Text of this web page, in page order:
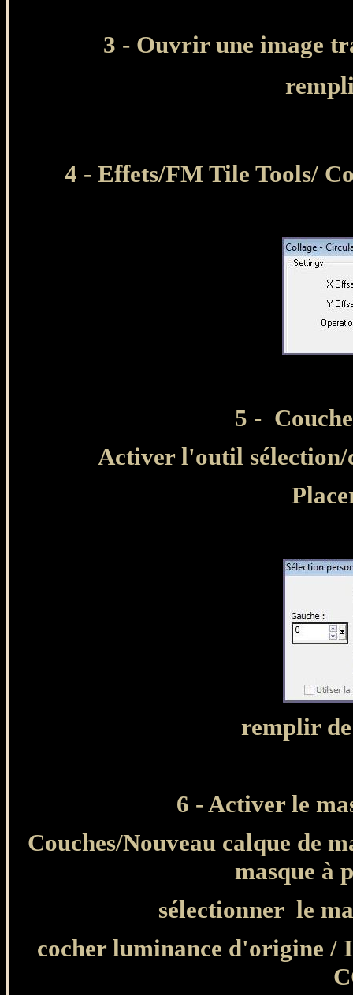
3 - Ouvrir une image
4 - Effets/FM Tile Tools/
5 -
Activer l'outil sélection/
remplir
6 - Activer le ma
Couches/Nouveau calque de
masque à
sélectionner le
cocher luminance d'origine /